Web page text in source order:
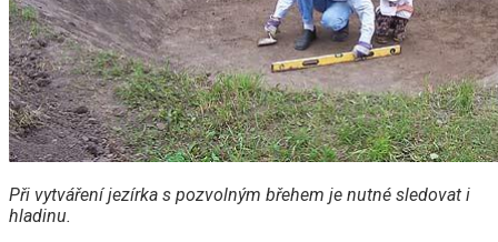
Při vytváření jezírka s pozvolným břehem je nutné sledovat i
hladinu.